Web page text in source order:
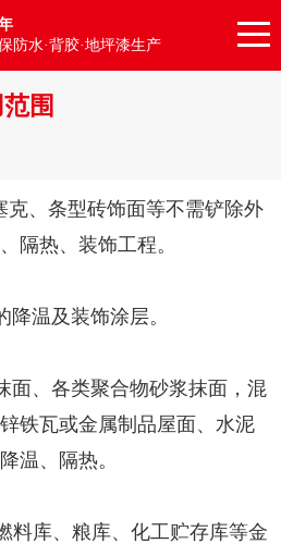
防水·背胶·地坪漆生产
围
克、条型砖饰面等不需铲除外
隔热、装饰工程。
温及装饰涂层。
面、各类聚合物砂浆抹面，混
铁瓦或金属制品屋面、水泥
温、隔热。
料库、粮库、化工贮存库等金